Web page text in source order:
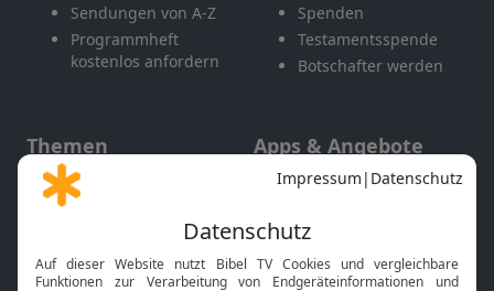
Sendungen von A-Z
Programmheft
kostenlos anfordern
Spenden
Testamentsspende
Botschafter werden
Themen
Gott und Bibel erklärt
Neuigkeiten
Apps & Angebote
Mobile App
Smart TV